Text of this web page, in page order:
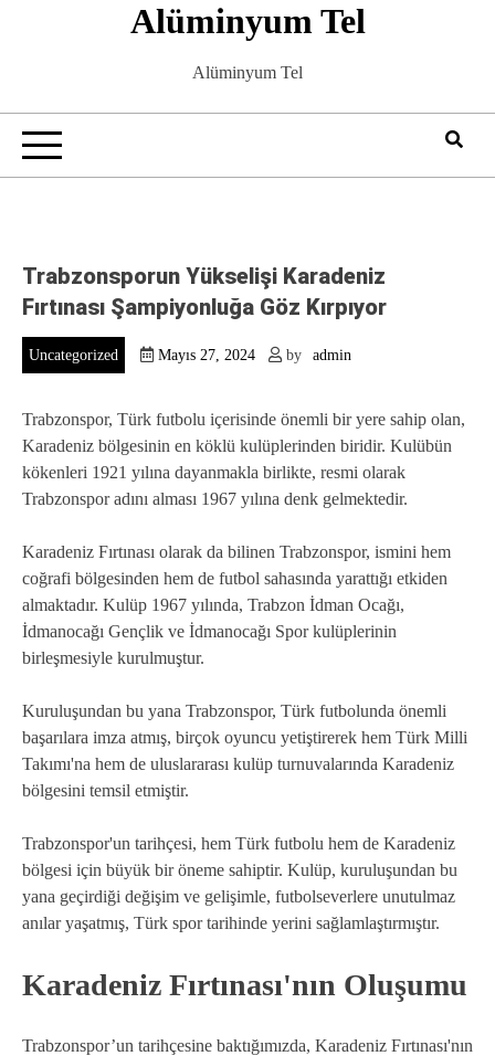
Alüminyum Tel
Alüminyum Tel
Trabzonsporun Yükselişi Karadeniz
Fırtınası Şampiyonluğa Göz Kırpıyor
Uncategorized Mayıs 27, 2024 by admin
Trabzonspor, Türk futbolu içerisinde önemli bir yere sahip olan,
Karadeniz bölgesinin en köklü kulüplerinden biridir. Kulübün
kökenleri 1921 yılına dayanmakla birlikte, resmi olarak
Trabzonspor adını alması 1967 yılına denk gelmektedir.
Karadeniz Fırtınası olarak da bilinen Trabzonspor, ismini hem
coğrafi bölgesinden hem de futbol sahasında yarattığı etkiden
almaktadır. Kulüp 1967 yılında, Trabzon İdman Ocağı,
İdmanocağı Gençlik ve İdmanocağı Spor kulüplerinin
birleşmesiyle kurulmuştur.
Kuruluşundan bu yana Trabzonspor, Türk futbolunda önemli
başarılara imza atmış, birçok oyuncu yetiştirerek hem Türk Milli
Takımı'na hem de uluslararası kulüp turnuvalarında Karadeniz
bölgesini temsil etmiştir.
Trabzonspor'un tarihçesi, hem Türk futbolu hem de Karadeniz
bölgesi için büyük bir öneme sahiptir. Kulüp, kuruluşundan bu
yana geçirdiği değişim ve gelişimle, futbolseverlere unutulmaz
anılar yaşatmış, Türk spor tarihinde yerini sağlamlaştırmıştır.
Karadeniz Fırtınası'nın Oluşumu
Trabzonspor’un tarihçesine baktığımızda, Karadeniz Fırtınası'nın